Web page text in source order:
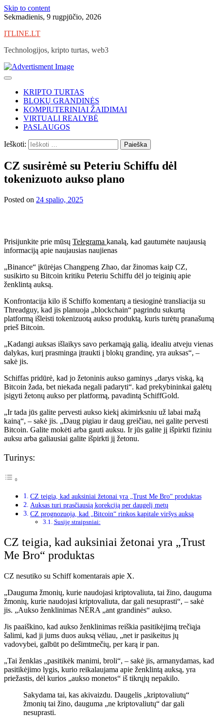
Skip to content
Sekmadienis, 9 rugpjūčio, 2026
ITLINE.LT
Technologijos, kripto turtas, web3
KRIPTO TURTAS
BLOKŲ GRANDINĖS
KOMPIUTERINIAI ŽAIDIMAI
VIRTUALI REALYBĖ
PASLAUGOS
Ieškoti:
CZ susirėmė su Peteriu Schiffu dėl
tokenizuoto aukso plano
Posted on 24 spalio, 2025
Prisijunkite prie mūsų Telegrama kanalą, kad gautumėte naujausią
informaciją apie naujausias naujienas
„Binance“ įkūrėjas Changpeng Zhao, dar žinomas kaip CZ,
susikirto su Bitcoin kritiku Peteriu Schiffu dėl jo teiginių apie
ženklintą auksą.
Konfrontacija kilo iš Schiffo komentarų a tiesioginė transliacija su
Threadguy, kad jis planuoja „blockchain“ pagrindu sukurtą
platformą išleisti tokenizuotą aukso produktą, kuris turėtų pranašumą
prieš Bitcoin.
„Kadangi auksas išlaikys savo perkamąją galią, idealiu atveju vienas
dalykas, kurį prasminga įtraukti į blokų grandinę, yra auksas“, –
sakė jis.
Schiffas pridūrė, kad jo žetoninis aukso gaminys „darys viską, ką
Bitcoin žada, bet niekada negali padaryti“. kad prekybininkai galėtų
įsigyti žetonų aukso per platformą, pavadintą SchiffGold.
„Ir tada jūs galite pervesti aukso kiekį akimirksniu už labai mažą
kainą“, – sakė jis. „Daug pigiau ir daug greičiau, nei galite pervesti
Bitcoin. Galite mokėti arba gauti auksu. Ir jūs galite jį išpirkti fiziniu
auksu arba galiausiai galite išpirkti jį žetonu.
Turinys:
CZ teigia, kad auksiniai žetonai yra „Trust Me Bro“ produktas
Auksas turi prasčiausią korekciją per daugelį metų
CZ prognozuoja, kad „Bitcoin“ rinkos kapitale viršys auksą
Susiję straipsniai:
CZ teigia, kad auksiniai žetonai yra „Trust
Me Bro“ produktas
CZ nesutiko su Schiff komentarais apie X.
„Dauguma žmonių, kurie naudojasi kriptovaliuta, tai žino, dauguma
žmonių, kurie naudojasi kriptovaliuta, dar gali nesuprasti“, – sakė
jis. „Aukso ženklinimas NĖRA „ant grandinės“ aukso.
Jis paaiškino, kad aukso ženklinimas reiškia pasitikėjimą trečiąja
šalimi, kad ji jums duos auksą vėliau, „net ir pasikeitus jų
vadovybei, galbūt po dešimtmečių, per karą ir pan.
„Tai ženklas „pasitikėk manimi, broli“, – sakė jis, armanydamas, kad
pasitikėjimo lygis, kurio reikalaujama apie ženklintą auksą, yra
priežastis, dėl kurios „aukso monetos“ iš tikrųjų nepakilo.
Sakydama tai, kas akivaizdu. Daugelis „kriptovaliutų“
žmonių tai žino, dauguma „ne kriptovaliutų“ dar gali
nesuprasti.